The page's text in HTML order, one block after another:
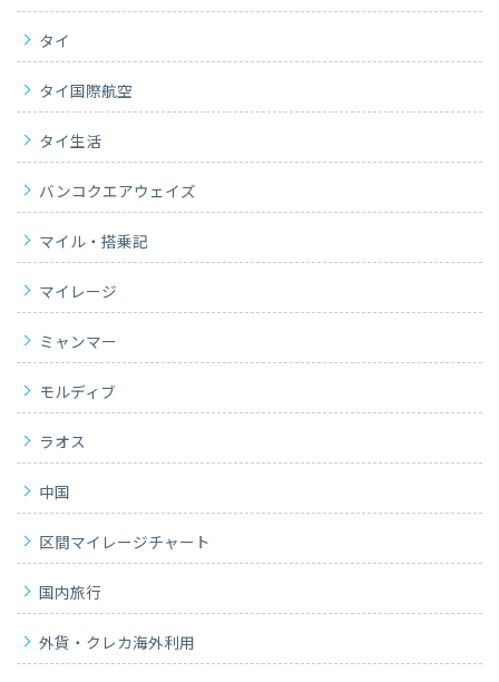
タイ
タイ国際航空
タイ生活
バンコクエアウェイズ
マイル・搭乗記
マイレージ
ミャンマー
モルディブ
ラオス
中国
区間マイレージチャート
国内旅行
外貨・クレカ海外利用